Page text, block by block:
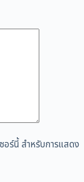
อร์นี้ สำหรับการแสดง